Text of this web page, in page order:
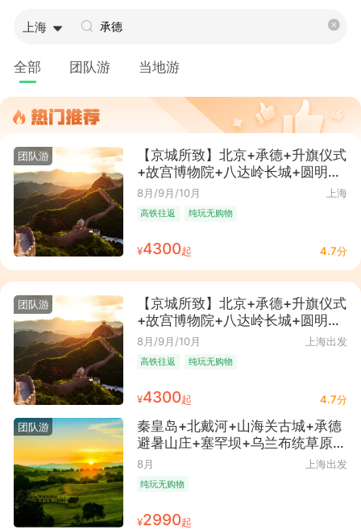
上海
全部 团队游 当地游
团队游
【京城所致】北京+承德+升旗仪式
+故宫博物院+八达岭长城+圆明园
+颐和园+天坛公园+恭王府+奥林
匹克公园+军事博物馆+避暑山庄
+普宁寺+普佑寺+小布达拉宫+承
德博物馆7日6晚跟团游 ● 纯玩·升
旗仪式+非遗演出+全程网评三钻酒
店+28人左右精品团+高铁往返
8月/9月/10月 上海
高铁往返 纯玩无购物
¥4300起 4.7分
团队游
【京城所致】北京+承德+升旗仪式
+故宫博物院+八达岭长城+圆明园
+颐和园+天坛公园+恭王府+奥林
匹克公园+军事博物馆+避暑山庄
+普宁寺+普佑寺+小布达拉宫+承
德博物馆7日6晚跟团游 ● 纯玩·升
旗仪式+非遗演出+全程网评三钻酒
店+28人左右精品团+高铁往返
8月/9月/10月 上海出发
高铁往返 纯玩无购物
¥4300起 4.7分
团队游
秦皇岛+北戴河+山海关古城+承德
避暑山庄+塞罕坝+乌兰布统草原
+坝上草原5日4晚跟团游 ● 高铁往
返 升级1晚5钻+2晚4钻酒店 帆船
出海+马术表演+草原嘉年华+童话
草原
8月 上海出发
纯玩无购物
¥2990起